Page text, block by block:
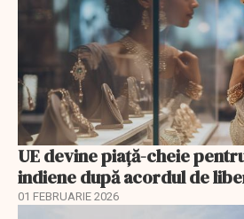
UE devine piață-cheie
indiene după acordul de
01 FEBRUARIE 2026